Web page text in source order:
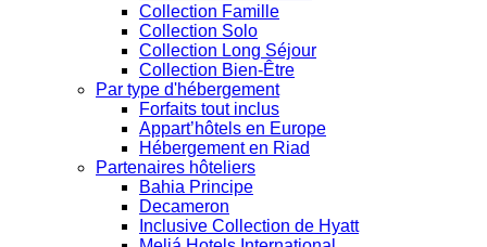
Collection Famille
Collection Solo
Collection Long Séjour
Collection Bien-Être
Par type d'hébergement
Forfaits tout inclus
Appart’hôtels en Europe
Hébergement en Riad
Partenaires hôteliers
Bahia Principe
Decameron
Inclusive Collection de Hyatt